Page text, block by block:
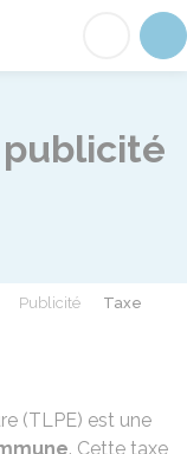
publicité
Publicité
Taxe
(TLPE) est une
. Cette taxe